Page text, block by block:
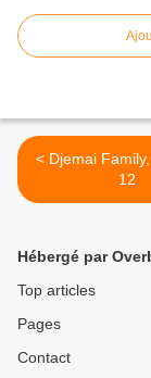
< Djemai Family, Saison 2-
12
Hébergé par
Top articles
Pages
Contact